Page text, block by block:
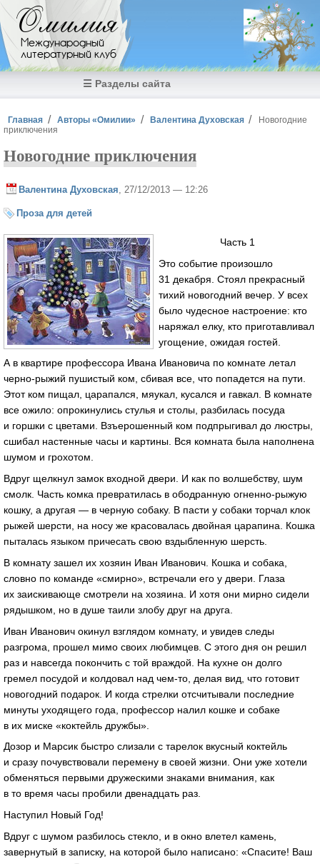
Перейти к основному содержанию
Омилия
Международный
литературный клуб
☰ Разделы сайта
Вы здесь
Главная Авторы «Омилии» Валентина Духовская
Новогодние
приключения
Новогодние приключения
Валентина Духовская , 27/12/2013 — 12:26
Проза для детей
Часть 1
Это событие произошло
31 декабря. Стоял прекрасный
тихий новогодний вечер. У всех
было чудесное настроение: кто
наряжал елку, кто приготавливал
угощение, ожидая гостей.
А в квартире профессора Ивана Ивановича по комнате летал
черно-рыжий пушистый ком, сбивая все, что попадется на пути.
Этот ком пищал, царапался, мяукал, кусался и гавкал. В комнате
все ожило: опрокинулись стулья и столы, разбилась посуда
и горшки с цветами. Взъерошенный ком подпрыгивал до люстры,
сшибал настенные часы и картины. Вся комната была наполнена
шумом и грохотом.
Вдруг щелкнул замок входной двери. И как по волшебству, шум
смолк. Часть комка превратилась в ободранную огненно-рыжую
кошку, а другая — в черную собаку. В пасти у собаки торчал клок
рыжей шерсти, на носу же красовалась двойная царапина. Кошка
пыталась языком причесать свою вздыбленную шерсть.
В комнату зашел их хозяин Иван Иванович. Кошка и собака,
словно по команде «смирно», встречали его у двери. Глаза
их заискивающе смотрели на хозяина. И хотя они мирно сидели
рядышком, но в душе таили злобу друг на друга.
Иван Иванович окинул взглядом комнату, и увидев следы
разгрома, прошел мимо своих любимцев. С этого дня он решил
раз и навсегда покончить с той враждой. На кухне он долго
гремел посудой и колдовал над чем-то, делая вид, что готовит
новогодний подарок. И когда стрелки отсчитывали последние
минуты уходящего года, профессор налил кошке и собаке
в их миске «коктейль дружбы».
Дозор и Марсик быстро слизали с тарелок вкусный коктейль
и сразу почувствовали перемену в своей жизни. Они уже хотели
обменяться первыми дружескими знаками внимания, как
в то время часы пробили двенадцать раз.
Наступил Новый Год!
Вдруг с шумом разбилось стекло, и в окно влетел камень,
завернутый в записку, на которой было написано: «Спасите! Ваш